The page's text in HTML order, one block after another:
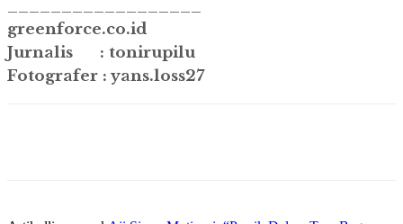
greenforce.co.id
Jurnalis : tonirupilu
Fotografer : yans.loss27